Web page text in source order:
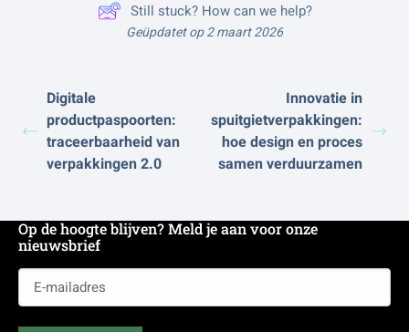
Still stuck? How can we help?
Geüpdatet op 2 maart 2026
Digitale
productpaspoorten:
traceerbaarheid van
verpakkingen 2.0
Innovatie in
spuitgietverpakkingen:
hoe design en proces
samen verduurzamen
Op de hoogte blijven? Meld je aan voor onze
nieuwsbrief
mailadres